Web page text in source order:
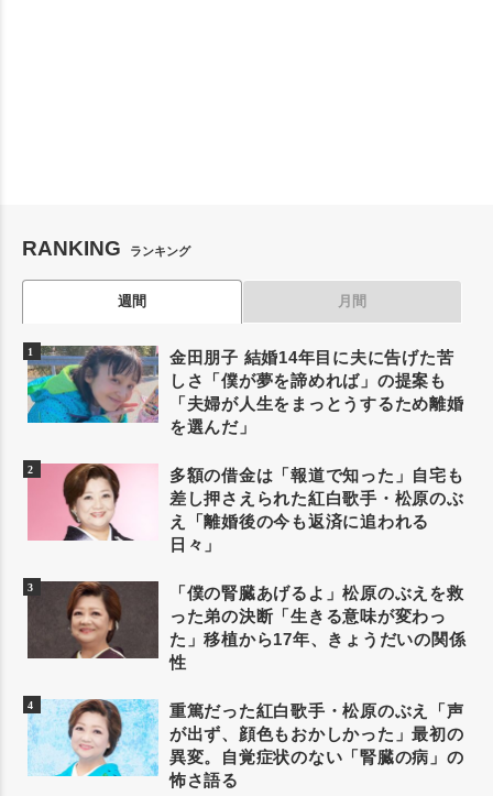
RANKING ランキング
週間 月間
金田朋子 結婚14年目に夫に告げた苦
しさ「僕が夢を諦めれば」の提案も
「夫婦が人生をまっとうするため離婚
を選んだ」
多額の借金は「報道で知った」自宅も
差し押さえられた紅白歌手・松原のぶ
え「離婚後の今も返済に追われる
日々」
「僕の腎臓あげるよ」松原のぶえを救
った弟の決断「生きる意味が変わっ
た」移植から17年、きょうだいの関係
性
重篤だった紅白歌手・松原のぶえ「声
が出ず、顔色もおかしかった」最初の
異変。自覚症状のない「腎臓の病」の
怖さ語る